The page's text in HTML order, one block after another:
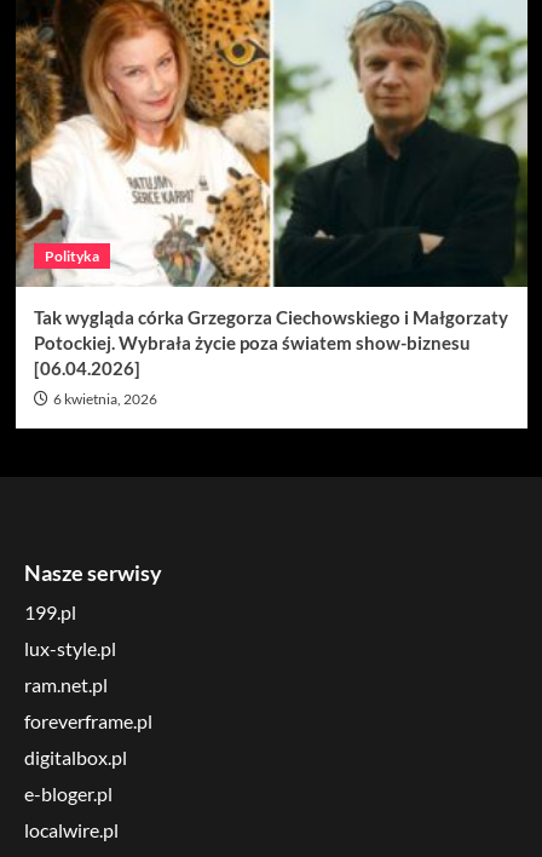
Polityka
Tak wygląda córka Grzegorza Ciechowskiego i Małgorzaty
Potockiej. Wybrała życie poza światem show-biznesu
[06.04.2026]
6 kwietnia, 2026
Nasze serwisy
199.pl
lux-style.pl
ram.net.pl
foreverframe.pl
digitalbox.pl
e-bloger.pl
localwire.pl